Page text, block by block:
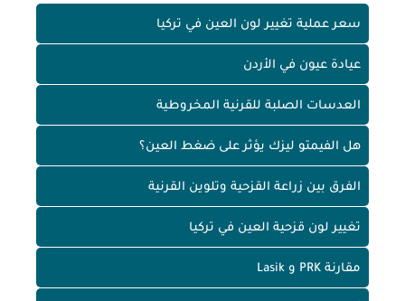
سعر عملية تغيير لون العين في تركيا
عيادة عيون في الأردن
العدسات الصلبة للقرنية المخروطية
هل الفيمتو ليزك يؤثر على ضغط العين؟
الفرق بين زراعة القزحية وتلوين القرنية
تغيير لون قزحية العين في تركيا
مقارنة PRK و Lasik